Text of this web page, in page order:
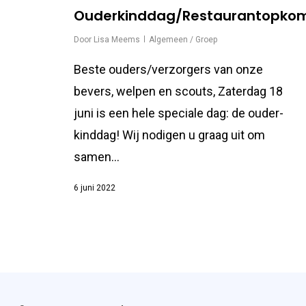
Ouderkinddag/
Door Lisa Meems Algemeen / Groep
Beste ouders/verzorgers van onze
bevers, welpen en scouts, Zaterdag 18
juni is een hele speciale dag: de ouder-
kinddag! Wij nodigen u graag uit om
samen…
6 juni 2022